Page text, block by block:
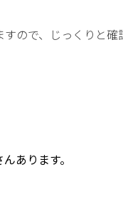
ので、じっくりと確
あります。